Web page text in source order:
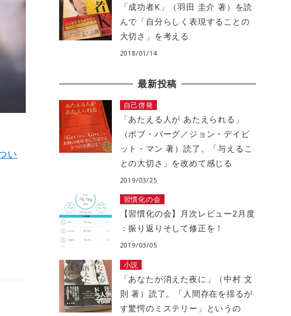
い
「成功者K」（羽田 圭介 著）を読
んで「自分らしく表現することの
大切さ」を考える
2018/01/14
最新投稿
自己啓発
「あたえる人が あたえられる」
（ボブ・バーグ／ジョン・デイビ
ット・マン 著）読了。「与えるこ
との大切さ」を改めて感じる
2019/03/25
習慣化の会
【習慣化の会】月次レビュー2月度
：振り返りそして修正を！
2019/03/05
小説
「あなたが消えた夜に」（中村 文
則 著）読了。「人間存在を揺るが
す驚愕のミステリー」というの